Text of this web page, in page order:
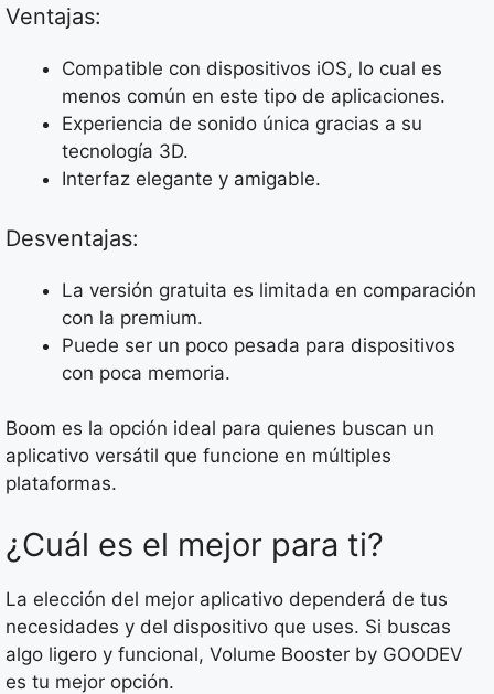
Ventajas:
Compatible con dispositivos iOS, lo cual es
menos común en este tipo de aplicaciones.
Experiencia de sonido única gracias a su
tecnología 3D.
Interfaz elegante y amigable.
Desventajas:
La versión gratuita es limitada en comparación
con la premium.
Puede ser un poco pesada para dispositivos
con poca memoria.
Boom es la opción ideal para quienes buscan un
aplicativo versátil que funcione en múltiples
plataformas.
¿Cuál es el mejor para ti?
La elección del mejor aplicativo dependerá de tus
necesidades y del dispositivo que uses. Si buscas
algo ligero y funcional, Volume Booster by GOODEV
es tu mejor opción.